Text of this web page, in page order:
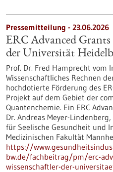
Pressemitteilung - 23.06.2026
ERC Advanced
der Universität
Prof. Dr. Fred Hamprecht
Wissenschaftliches Rechnen
hochdotierte Förderung des
Projekt auf dem Gebiet der
Quantenchemie. Ein ERC
Dr. Andreas Meyer-
für Seelische Gesundheit und
Medizinischen Fakultät
https://
bw.de/fachbeitrag/pm/erc-
wissenschaftler-der-